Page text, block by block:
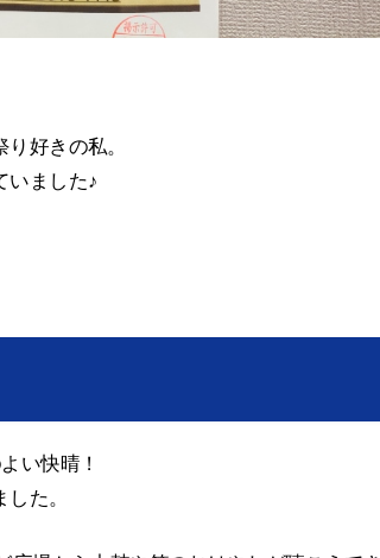
好きの私。
いました♪
い快晴！
た。